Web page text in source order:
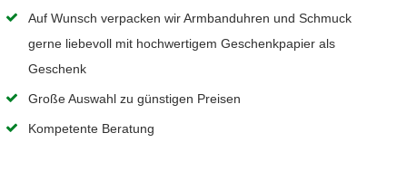
Auf Wunsch verpacken wir Armbanduhren und Schmuck
gerne liebevoll mit hochwertigem Geschenkpapier als
Geschenk
Große Auswahl zu günstigen Preisen
Kompetente Beratung